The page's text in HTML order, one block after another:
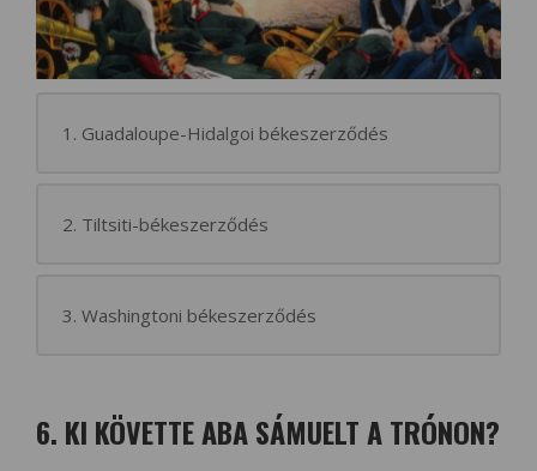
1. Guadaloupe-Hidalgoi békeszerződés
2. Tiltsiti-békeszerződés
3. Washingtoni békeszerződés
6. KI KÖVETTE ABA SÁMUELT A TRÓNON?